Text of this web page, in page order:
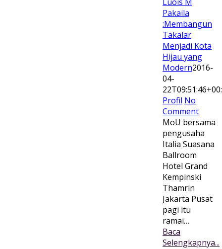
Luois M
Pakaila
:Membangun
Takalar
Menjadi Kota
Hijau yang
Modern2016-
04-
Profil No
Comment
MoU bersama
pengusaha
Italia Suasana
Ballroom
Hotel Grand
Kempinski
Thamrin
Jakarta Pusat
pagi itu
ramai…
Baca
Selengkapnya...